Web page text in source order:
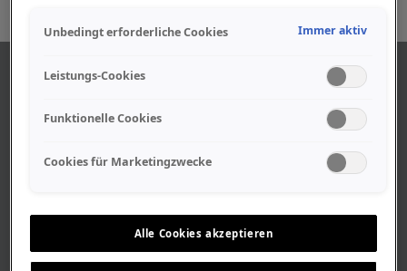
Geschäftszeiten
Stellenangebote
Geschichte
Unbedingt erforderliche Cookies Immer aktiv
Leistungs-Cookies
Funktionelle Cookies
Cookies für Marketingzwecke
Alle Cookies akzeptieren